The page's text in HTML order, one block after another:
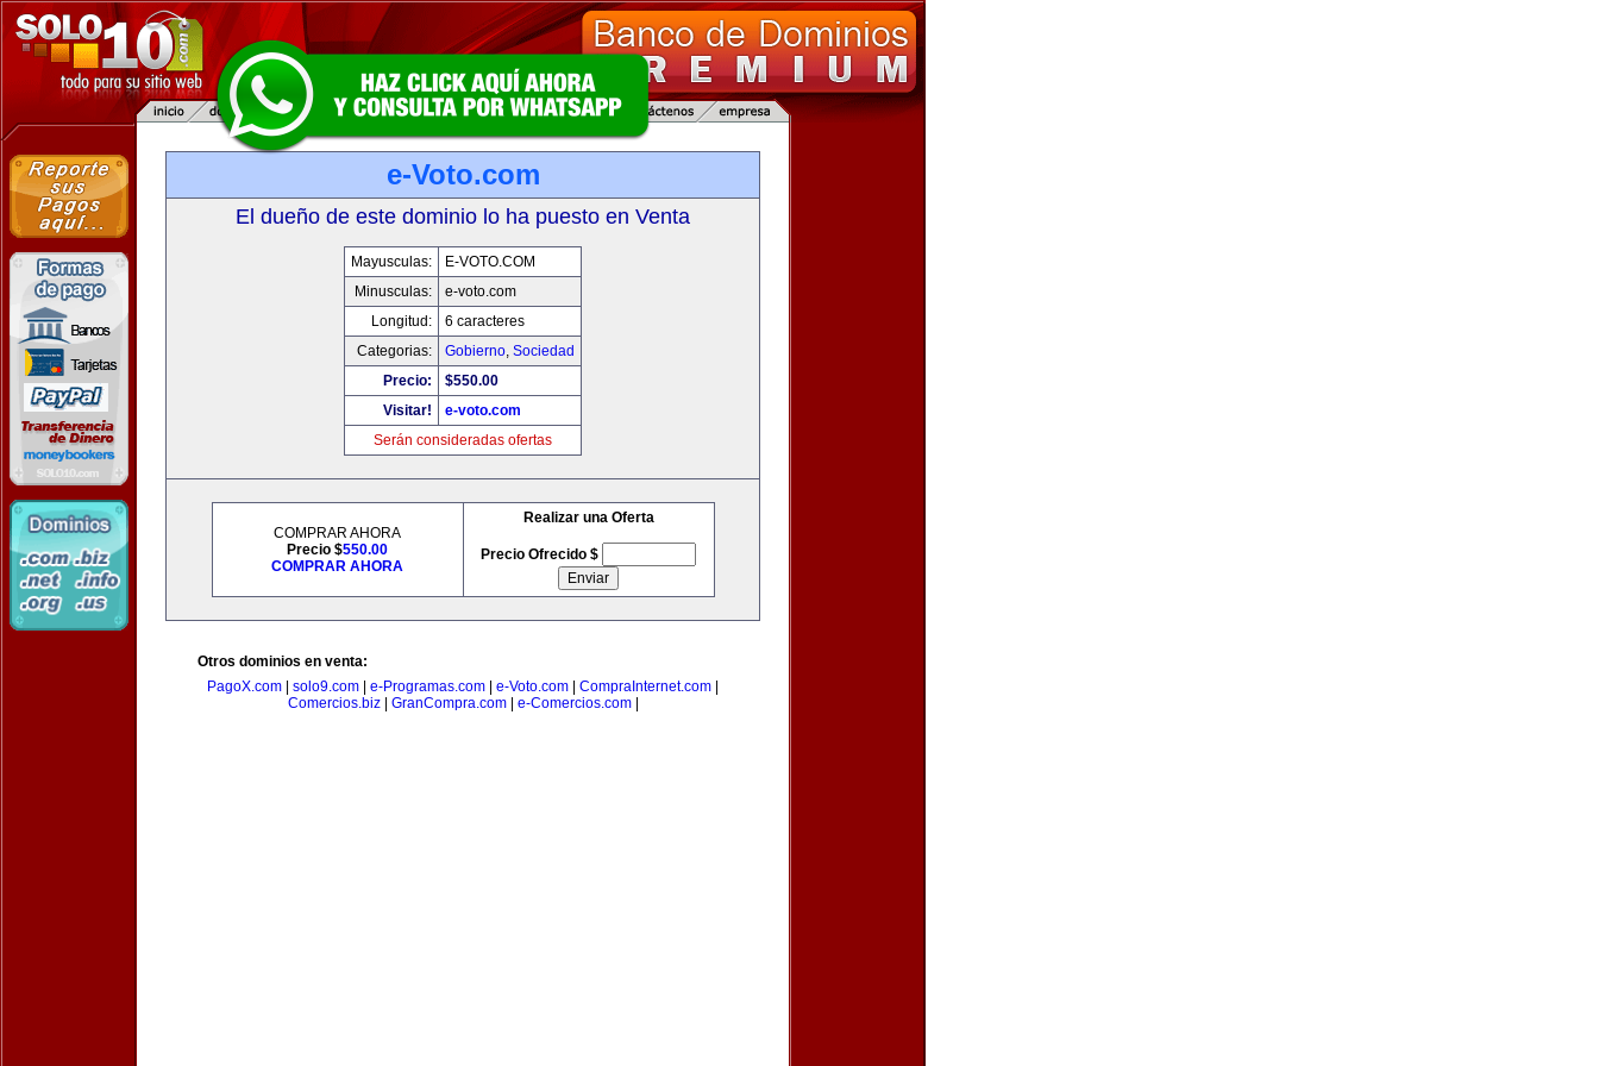
e-Voto.com
El dueño de este dominio lo ha puesto en Venta
Mayusculas:
E-VOTO.COM
Minusculas:
e-voto.com
Longitud:
6 caracteres
Categorias:
Gobierno, Sociedad
Precio:
$550.00
Visitar!
e-voto.com
Serán consideradas ofertas
COMPRAR AHORA
Precio $550.00
COMPRAR AHORA
Realizar una Oferta
Precio Ofrecido $
Otros dominios en venta:
PagoX.com
solo9.com e-Programas.com e-Voto.com CompraInternet.com
Comercios.biz| GranCompra.com| e-Comercios.com|